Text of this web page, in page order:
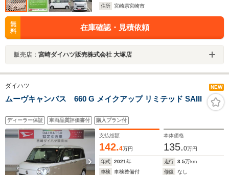
住所
宮崎県宮崎市
無
料
在庫確認・見積依頼
販売店： 宮崎ダイハツ販売株式会社 大塚店
ダイハツ NEW
ムーヴキャンバス 660 G メイクアップ リミテッド SAIII
ディーラー保証 車両品質評価書付 購入プラン付
支払総額
142.4万円
本体価格
135.0万円
年式 2021年 走行 3.5万km
車検
車検整備付 修復
なし